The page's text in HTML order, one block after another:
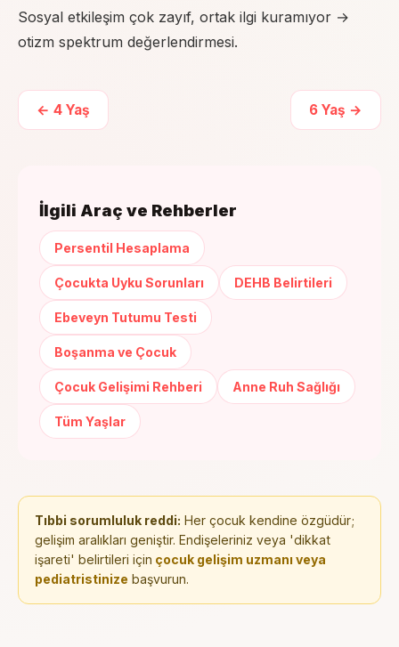
Sosyal etkileşim çok zayıf, ortak ilgi kuramıyor →
otizm spektrum değerlendirmesi.
← 4 Yaş 6 Yaş →
İlgili Araç ve Rehberler
Persentil Hesaplama
Çocukta Uyku Sorunları DEHB Belirtileri
Ebeveyn Tutumu Testi
Boşanma ve Çocuk
Çocuk Gelişimi Rehberi Anne Ruh Sağlığı
Tüm Yaşlar
Tıbbi sorumluluk reddi: Her çocuk kendine özgüdür;
gelişim aralıkları geniştir. Endişeleriniz veya 'dikkat
işareti' belirtileri için çocuk gelişim uzmanı veya
pediatristinize başvurun.